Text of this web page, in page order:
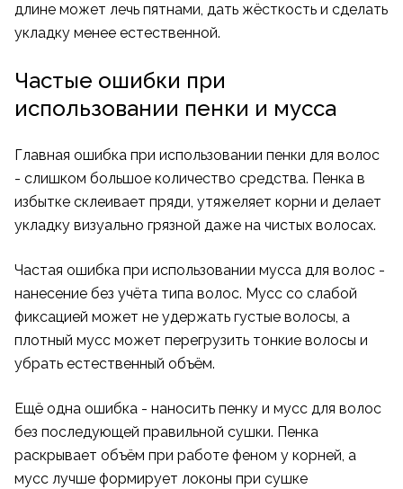
длине может лечь пятнами, дать жёсткость и сделать
укладку менее естественной.
Частые ошибки при
использовании пенки и мусса
Главная ошибка при использовании пенки для волос
- слишком большое количество средства. Пенка в
избытке склеивает пряди, утяжеляет корни и делает
укладку визуально грязной даже на чистых волосах.
Частая ошибка при использовании мусса для волос -
нанесение без учёта типа волос. Мусс со слабой
фиксацией может не удержать густые волосы, а
плотный мусс может перегрузить тонкие волосы и
убрать естественный объём.
Ещё одна ошибка - наносить пенку и мусс для волос
без последующей правильной сушки. Пенка
раскрывает объём при работе феном у корней, а
мусс лучше формирует локоны при сушке